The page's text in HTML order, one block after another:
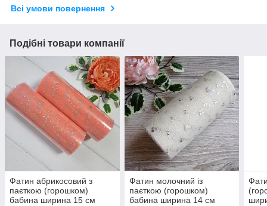
Всі умови повернення
Подібні товари компанії
Фатин абрикосовий з
паєткою (горошком)
бабина ширина 15 см
Фатин молочний із
паєткою (горошком)
бабина ширина 14 см